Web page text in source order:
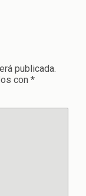
publicada.
con *